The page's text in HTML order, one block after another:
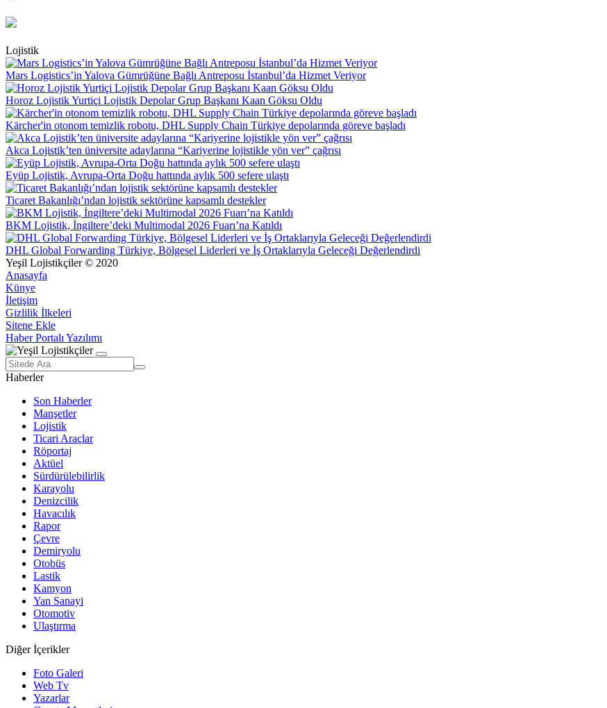
Lojistik
Mars Logistics’in Yalova Gümrüğüne Bağlı Antreposu İstanbul’da Hizmet Veriyor
Horoz Lojistik Yurtiçi Lojistik Depolar Grup Başkanı Kaan Göksu Oldu
Kärcher'in otonom temizlik robotu, DHL Supply Chain Türkiye depolarında göreve başladı
Akca Lojistik’ten üniversite adaylarına “Kariyerine lojistikle yön ver” çağrısı
Eyüp Lojistik, Avrupa-Orta Doğu hattında aylık 500 sefere ulaştı
Ticaret Bakanlığı’ndan lojistik sektörüne kapsamlı destekler
BKM Lojistik, İngiltere’deki Multimodal 2026 Fuarı’na Katıldı
DHL Global Forwarding Türkiye, Bölgesel Liderleri ve İş Ortaklarıyla Geleceği Değerlendirdi
Yeşil Lojistikçiler © 2020
Anasayfa
Künye
İletişim
Gizlilik İlkeleri
Sitene Ekle
Haber Portalı Yazılımı
Haberler
Son Haberler
Manşetler
Lojistik
Ticari Araçlar
Röportaj
Aktüel
Sürdürülebilirlik
Karayolu
Denizcilik
Havacılık
Rapor
Çevre
Demiryolu
Otobüs
Lastik
Kamyon
Yan Sanayi
Otomotiv
Ulaştırma
Diğer İçerikler
Foto Galeri
Web Tv
Yazarlar